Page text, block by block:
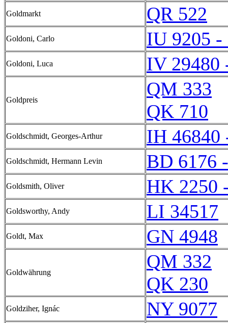
Goldmarkt QR 522
Goldoni, Carlo IU 9205 -
Goldoni, Luca IV 29480
Goldpreis
QM 333
QK 710
Goldschmidt, Georges-Arthur IH 46840
Goldschmidt, Hermann Levin BD 6176
Goldsmith, Oliver HK 2250
Goldsworthy, Andy LI 34517
Goldt, Max GN 4948
Goldwährung
QM 332
QK 230
Goldziher, Ignác NY 9077